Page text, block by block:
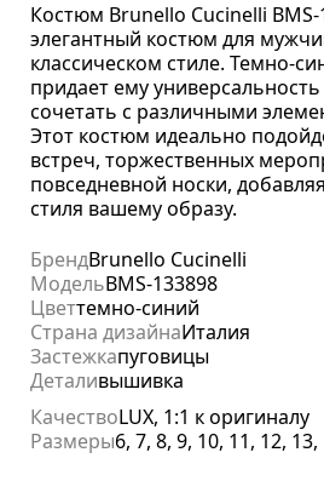
Костюм Brunello Cucinelli BMS-
элегантный костюм для
классическом стиле. Темно-
придает ему
сочетать с различными
Этот костюм идеально
встреч, торжественных
повседневной носки,
стиля вашему образу.
БрендBrunello Cucinelli
МодельBMS-133898
Цветтемно-синий
Страна дизайнаИталия
Застежкапуговицы
Деталивышивка
КачествоLUX, 1:1 к оригиналу
Размеры6, 7, 8, 9, 10, 11, 12,